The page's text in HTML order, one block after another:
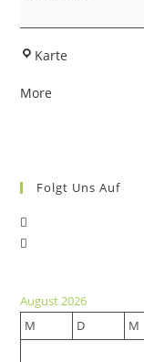
16.
Seniorenturnier
Klosterlechfeld
Karte
More
Folgt Uns Auf
tab
new
tab
August 2026
M
D M